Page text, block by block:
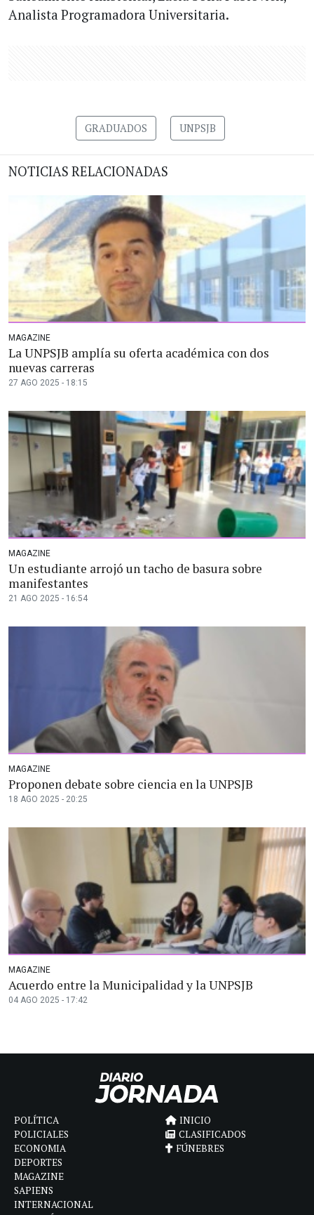
Analista Programadora Universitaria.
GRADUADOS UNPSJB
NOTICIAS RELACIONADAS
MAGAZINE
La UNPSJB amplía su oferta académica con dos
nuevas carreras
27 AGO 2025 - 18:15
MAGAZINE
Un estudiante arrojó un tacho de basura sobre
manifestantes
21 AGO 2025 - 16:54
MAGAZINE
Proponen debate sobre ciencia en la UNPSJB
18 AGO 2025 - 20:25
MAGAZINE
Acuerdo entre la Municipalidad y la UNPSJB
04 AGO 2025 - 17:42
POLÍTICA
POLICIALES
ECONOMIA
DEPORTES
MAGAZINE
SAPIENS
INTERNACIONAL
INICIO
CLASIFICADOS
FÚNEBRES